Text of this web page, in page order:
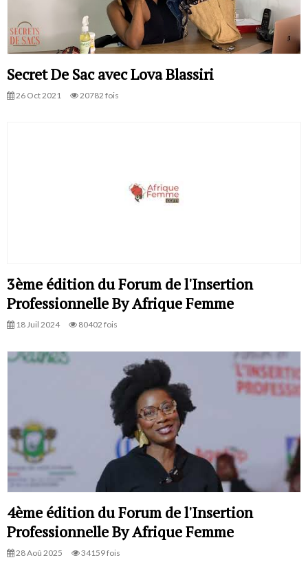
Secret De Sac avec Lova Blassiri
26 Oct 2021 20782 fois
3ème édition du Forum de l'Insertion
Professionnelle By Afrique Femme
18 Juil 2024 80402 fois
4ème édition du Forum de l'Insertion
Professionnelle By Afrique Femme
28 Aoû 2025 34159 fois